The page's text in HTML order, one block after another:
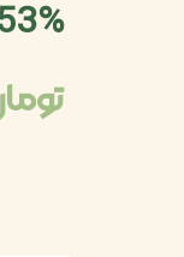
53% (1